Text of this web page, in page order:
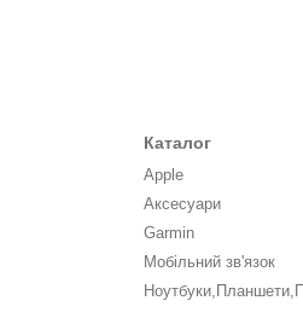
Каталог
Apple
Аксесуари
Garmin
Мобільний зв'язок